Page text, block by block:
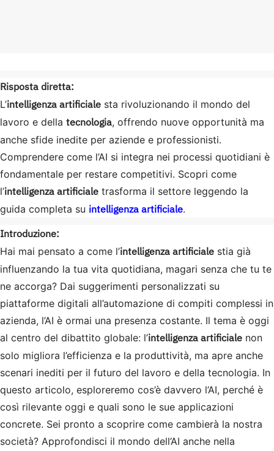
Risposta diretta:
L’intelligenza artificiale sta rivoluzionando il mondo del
lavoro e della tecnologia, offrendo nuove opportunità ma
anche sfide inedite per aziende e professionisti.
Comprendere come l’AI si integra nei processi quotidiani è
fondamentale per restare competitivi. Scopri come
l’intelligenza artificiale trasforma il settore leggendo la
guida completa su intelligenza artificiale.
Introduzione:
Hai mai pensato a come l’intelligenza artificiale stia già
influenzando la tua vita quotidiana, magari senza che tu te
ne accorga? Dai suggerimenti personalizzati su
piattaforme digitali all’automazione di compiti complessi in
azienda, l’AI è ormai una presenza costante. Il tema è oggi
al centro del dibattito globale: l’intelligenza artificiale non
solo migliora l’efficienza e la produttività, ma apre anche
scenari inediti per il futuro del lavoro e della tecnologia. In
questo articolo, esploreremo cos’è davvero l’AI, perché è
così rilevante oggi e quali sono le sue applicazioni
concrete. Sei pronto a scoprire come cambierà la nostra
società? Approfondisci il mondo dell’AI anche nella